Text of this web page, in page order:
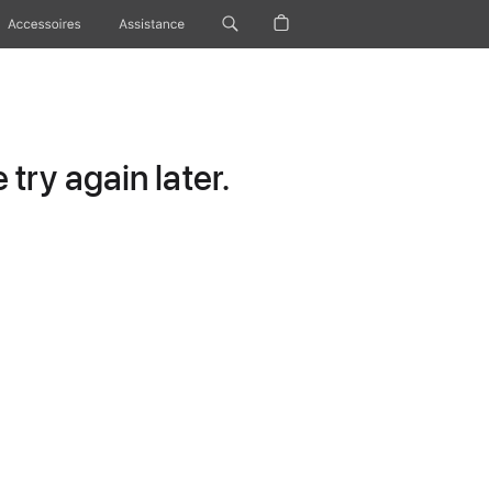
Accessoires Assistance
try again later.